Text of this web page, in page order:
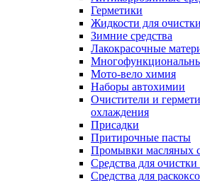
Герметики
Жидкости для
Зимние средства
Лакокрасочные
Мото-вело химия
Наборы автохимии
Очистители и
охлаждения
Присадки
Притирочные пасты
Промывки масляных
Средства для очистки
Средства для